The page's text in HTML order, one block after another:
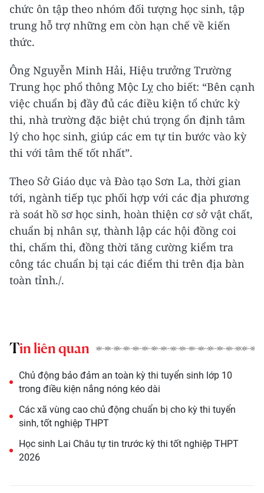
chức ôn tập theo nhóm đối tượng học sinh, tập
trung hỗ trợ những em còn hạn chế về kiến
thức.
Ông Nguyễn Minh Hải, Hiệu trưởng Trường
Trung học phổ thông Mộc Lỵ cho biết: “Bên cạnh
việc chuẩn bị đầy đủ các điều kiện tổ chức kỳ
thi, nhà trường đặc biệt chú trọng ổn định tâm
lý cho học sinh, giúp các em tự tin bước vào kỳ
thi với tâm thế tốt nhất”.
Theo Sở Giáo dục và Đào tạo Sơn La, thời gian
tới, ngành tiếp tục phối hợp với các địa phương
rà soát hồ sơ học sinh, hoàn thiện cơ sở vật chất,
chuẩn bị nhân sự, thành lập các hội đồng coi
thi, chấm thi, đồng thời tăng cường kiểm tra
công tác chuẩn bị tại các điểm thi trên địa bàn
toàn tỉnh./.
Tin liên quan
Chủ động bảo đảm an toàn kỳ thi tuyển sinh lớp 10
trong điều kiện nắng nóng kéo dài
Các xã vùng cao chủ động chuẩn bị cho kỳ thi tuyển
sinh, tốt nghiệp THPT
Học sinh Lai Châu tự tin trước kỳ thi tốt nghiệp THPT
2026